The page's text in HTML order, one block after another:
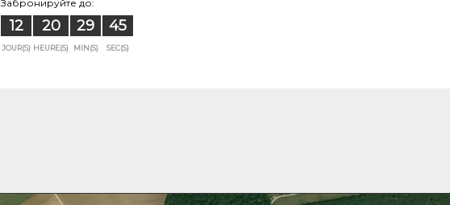
Забронируйте до:
12 20 29 44
JOUR(S) HEURE(S) MIN(S) SEC(S)